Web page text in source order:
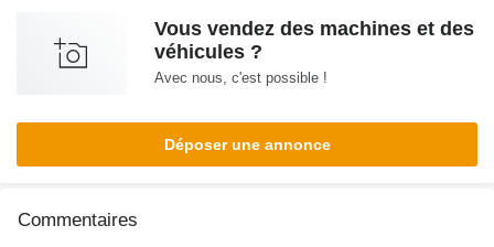
Vous vendez des machines et des
véhicules ?
Avec nous, c'est possible !
Déposer une annonce
Commentaires